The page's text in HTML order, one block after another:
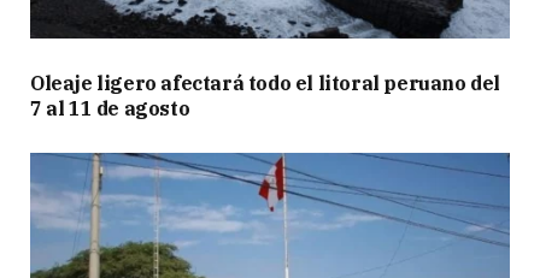
Oleaje ligero afectará todo el litoral peruano del
7 al 11 de agosto